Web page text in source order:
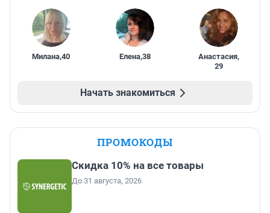
Милана,40 Елена,38 Анастасия,
29
Начать знакомиться
ПРОМОКОДЫ
Скидка 10% на все товары
До 31 августа, 2026